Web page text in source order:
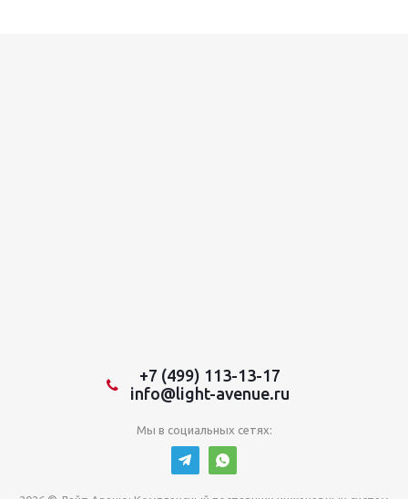
+7 (499) 113-13-17
info@light-avenue.ru
Мы в социальных сетях: